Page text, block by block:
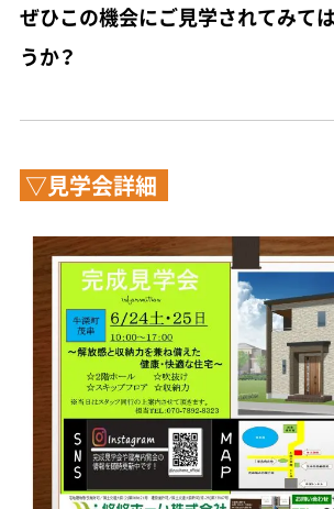
ぜひこの機会にご見学されてみて
うか？
▽見学会詳細